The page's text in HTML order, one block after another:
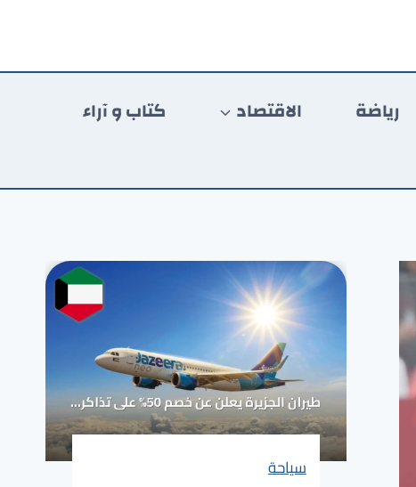
رياضة الاقتصاد
كتاب و آراء
سياحة